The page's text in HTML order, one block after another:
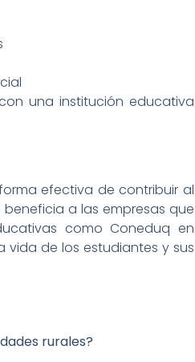
una institución educativa
efectiva de contribuir al
a las empresas que
como Coneduq en
vida de los estudiantes y sus
rurales?